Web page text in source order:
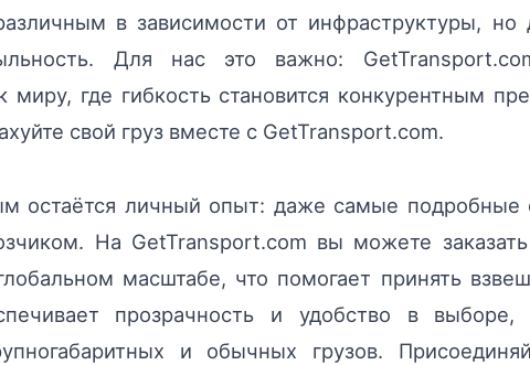
в зависимости от инфраструктуры,
Для нас это важно:
миру, где гибкость становится конкурентным
свой груз вместе с GetTransport.com.
остаётся личный опыт: даже самые подробные
На GetTransport.com вы можете
масштабе, что помогает принять
прозрачность и удобство в
и обычных грузов.